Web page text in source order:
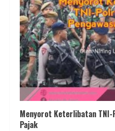
Menyorot Keterlibatan TNI-
Pajak